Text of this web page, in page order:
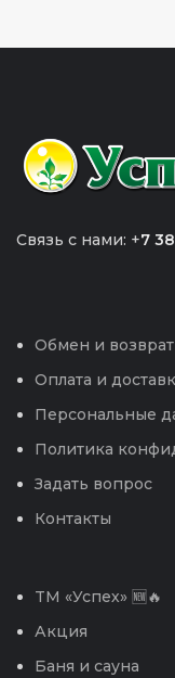
Связь с нами: +7
Обмен и возврат
Оплата и
Персональные
Политика
Задать вопрос
Контакты
TM «Успех» 🆕🔥
Акция
Баня и сауна